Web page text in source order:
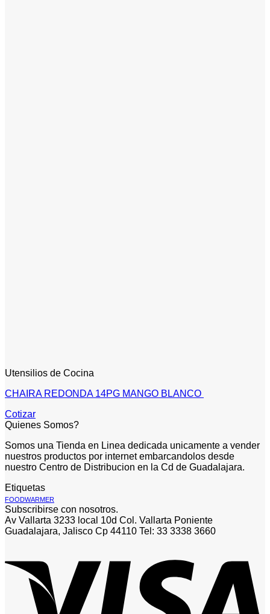
Utensilios de Cocina
CHAIRA REDONDA 14PG MANGO BLANCO
Cotizar
Quienes Somos?
Somos una Tienda en Linea dedicada unicamente a vender
nuestros productos por internet embarcandolos desde
nuestro Centro de Distribucion en la Cd de Guadalajara.
Etiquetas
FOODWARMER
Subscribirse con nosotros.
Av Vallarta 3233 local 10d Col. Vallarta Poniente
Guadalajara, Jalisco Cp 44110 Tel: 33 3338 3660